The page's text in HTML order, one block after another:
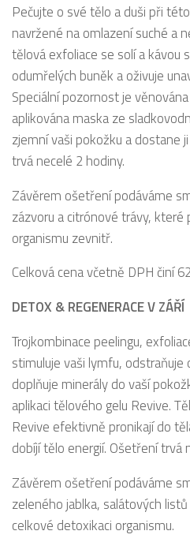
Pečujte o své tělo a duši při
navržené na omlazení suché a
tělová exfoliace se solí a kávou
odumřelých buněk a oživuje
Speciální pozornost je
aplikována maska ze
zjemní vaši pokožku a dostane
trvá necelé 2 hodiny.
Závěrem ošetření podáváme
zázvoru a citrónové trávy, které
organismu zevnitř.
Celková cena včetně DPH činí
DETOX & REGENERACE V ZÁŘÍ
Trojkombinace peelingu,
stimuluje vaši lymfu,
doplňuje minerály do vaší
aplikaci tělového gelu Revive.
Revive efektivně pronikají do
dobíjí tělo energií. Ošetření trvá
Závěrem ošetření podáváme
zeleného jablka, salátových
celkové detoxikaci organismu.